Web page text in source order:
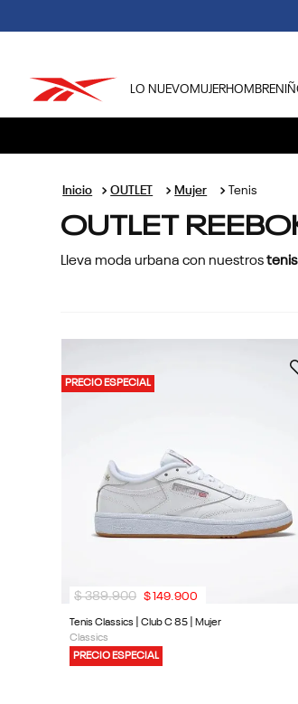
LO NUEVO MUJERHOMBRE
OUTLET Mujer Tenis
OUTLET
Lleva moda urbana con nuestros
PRECIO ESPECIAL
Tenis Classics | Club C 85 | Mujer
Classics
PRECIO ESPECIAL
$ 389.900 $149 900
1.
tenis
2
tenis mujer
3.
tenis reebok
7.
américa cali